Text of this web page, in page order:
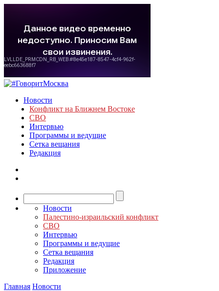
Новости
Конфликт на Ближнем Востоке
СВО
Интервью
Программы и ведущие
Сетка вещания
Редакция
Новости
Палестино-израильский конфликт
СВО
Интервью
Программы и ведущие
Сетка вещания
Редакция
Приложение
Главная Новости